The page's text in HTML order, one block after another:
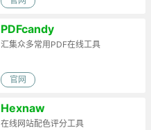
PDFcandy
汇集众多常用PDF在线工具
官网
Hexnaw
在线网站配色评分工具